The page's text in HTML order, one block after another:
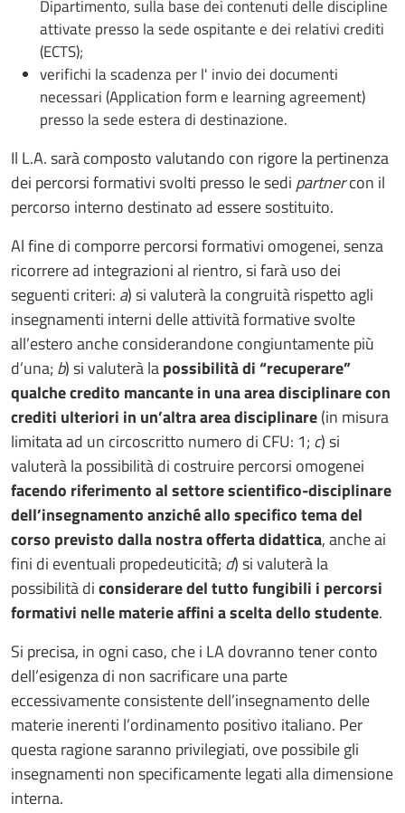
Dipartimento, sulla base dei contenuti delle discipline
attivate presso la sede ospitante e dei relativi crediti
(ECTS);
verifichi la scadenza per l' invio dei documenti
necessari (Application form e learning agreement)
presso la sede estera di destinazione.
Il L.A. sarà composto valutando con rigore la pertinenza
dei percorsi formativi svolti presso le sedi partnercon il
percorso interno destinato ad essere sostituito.
Al fine di comporre percorsi formativi omogenei, senza
ricorrere ad integrazioni al rientro, si farà uso dei
seguenti criteri: a) si valuterà la congruità rispetto agli
insegnamenti interni delle attività formative svolte
all’estero anche considerandone congiuntamente più
d’una; b) si valuterà lapossibilità di “recuperare”
qualche credito mancante in una area disciplinare con
crediti ulteriori in un’altra area disciplinare(in misura
limitata ad un circoscritto numero di CFU: 1; c) si
valuterà la possibilità di costruire percorsi omogenei
facendo riferimento al settore scientifico-disciplinare
dell’insegnamento anziché allo specifico tema del
corso previsto dalla nostra offerta didattica, anche ai
fini di eventuali propedeuticità; d) si valuterà la
possibilità diconsiderare del tutto fungibili i percorsi
formativi nelle materie affini a scelta dello studente.
Si precisa, in ogni caso, che i LA dovranno tener conto
dell’esigenza di non sacrificare una parte
eccessivamente consistente dell’insegnamento delle
materie inerenti l’ordinamento positivo italiano. Per
questa ragione saranno privilegiati, ove possibile gli
insegnamenti non specificamente legati alla dimensione
interna.